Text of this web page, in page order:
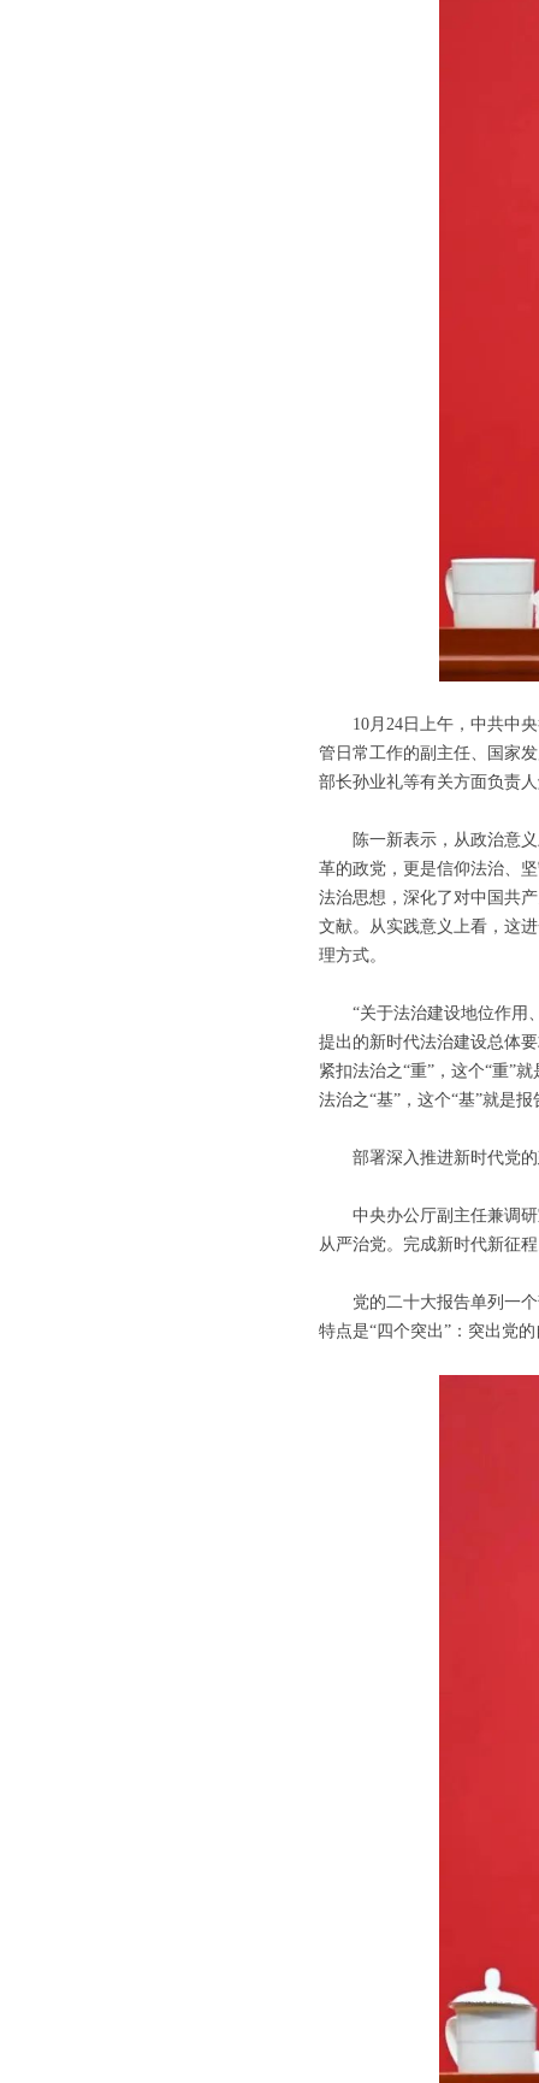
10月24日上午，中共中央
管日常工作的副主任、国家
部长孙业礼等有关方面负责
陈一新表示，从政治意义
革的政党，更是信仰法治、
法治思想，深化了对中国共
文献。从实践意义上看，这
理方式。
“关于法治建设地位作用、
提出的新时代法治建设总体
紧扣法治之“重”，这个“重”
法治之“基”，这个“基”就是
部署深入推进新时代党的
中央办公厅副主任兼调研
从严治党。完成新时代新征
党的二十大报告单列一个
特点是“四个突出”：突出党